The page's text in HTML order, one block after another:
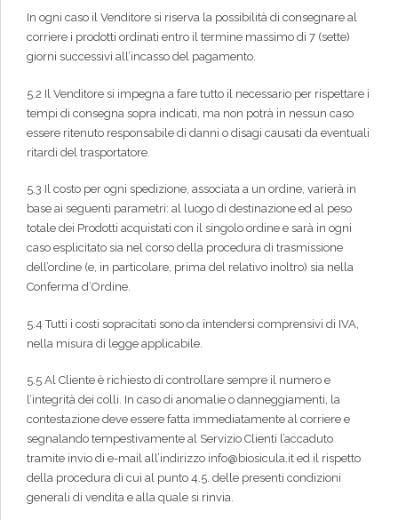
In ogni caso il Venditore si riserva la possibilità di consegnare al
corriere i prodotti ordinati entro il termine massimo di 7 (sette)
giorni successivi all’incasso del pagamento.
5.2 Il Venditore si impegna a fare tutto il necessario per rispettare i
tempi di consegna sopra indicati, ma non potrà in nessun caso
essere ritenuto responsabile di danni o disagi causati da eventuali
ritardi del trasportatore.
5.3 Il costo per ogni spedizione, associata a un ordine, varierà in
base ai seguenti parametri: al luogo di destinazione ed al peso
totale dei Prodotti acquistati con il singolo ordine e sarà in ogni
caso esplicitato sia nel corso della procedura di trasmissione
dell’ordine (e, in particolare, prima del relativo inoltro) sia nella
Conferma d’Ordine.
5.4 Tutti i costi sopracitati sono da intendersi comprensivi di IVA,
nella misura di legge applicabile.
5.5 Al Cliente è richiesto di controllare sempre il numero e
l’integrità dei colli. In caso di anomalie o danneggiamenti, la
contestazione deve essere fatta immediatamente al corriere e
segnalando tempestivamente al Servizio Clienti l’accaduto
tramite invio di e-mail all’indirizzo info@biosicula.it ed il rispetto
della procedura di cui al punto 4.5. delle presenti condizioni
generali di vendita e alla quale si rinvia.